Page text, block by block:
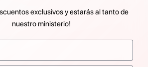
exclusivos y estarás al tanto de
nuestro ministerio!